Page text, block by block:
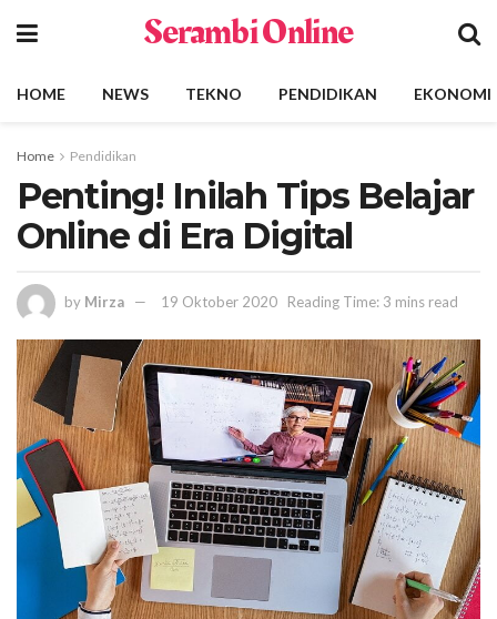
Serambi Online
HOME NEWS TEKNO PENDIDIKAN EKONOMI
Home Pendidikan
Penting! Inilah Tips Belajar
Online di Era Digital
by Mirza 19 Oktober 2020 Reading Time: 3 mins read